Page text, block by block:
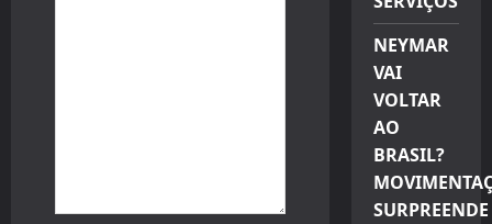
NEYMAR
VAI
VOLTAR
AO
BRASIL?
SURPREENDE